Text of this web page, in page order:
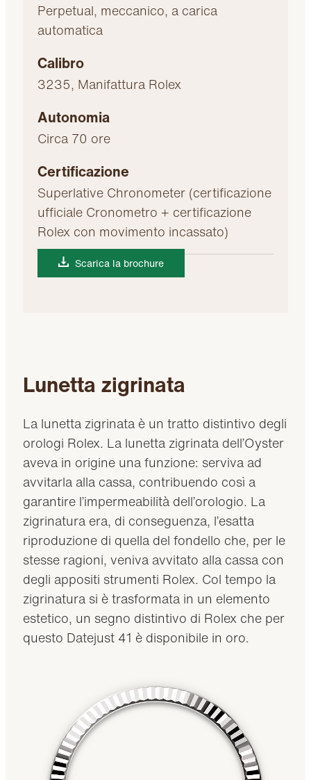
Perpetual, meccanico, a carica
automatica
Calibro
3235, Manifattura Rolex
Autonomia
Circa 70 ore
Certificazione
Superlative Chronometer (certificazione
ufficiale Cronometro + certificazione
Rolex con movimento incassato)
Scarica la brochure
Lunetta zigrinata
La lunetta zigrinata è un tratto distintivo degli
orologi Rolex. La lunetta zigrinata dell’Oyster
aveva in origine una funzione: serviva ad
avvitarla alla cassa, contribuendo così a
garantire l’impermeabilità dell’orologio. La
zigrinatura era, di conseguenza, l’esatta
riproduzione di quella del fondello che, per le
stesse ragioni, veniva avvitato alla cassa con
degli appositi strumenti Rolex. Col tempo la
zigrinatura si è trasformata in un elemento
estetico, un segno distintivo di Rolex che per
questo Datejust 41 è disponibile in oro.